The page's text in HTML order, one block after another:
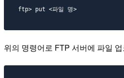
ftp> put <파일 명>
위의 명령어로 FTP 서버에 파일